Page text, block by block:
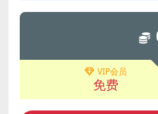
VIP会员
免费